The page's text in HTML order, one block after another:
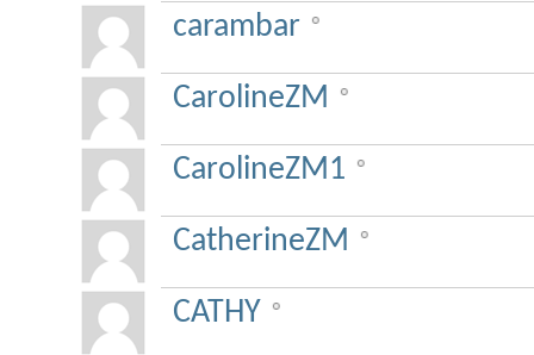
carambar
CarolineZM
CarolineZM1
CatherineZM
CATHY